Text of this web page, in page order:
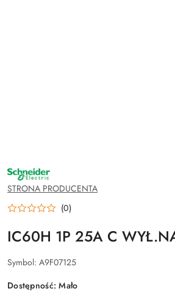
NAZWA
PRODUCENTA:
SCHNEIDER
ELECTRIC
STRONA PRODUCENTA
(0)
IC60H 1P 25A C
Symbol: A9F07125
Dostępność:Mało